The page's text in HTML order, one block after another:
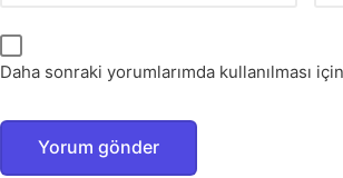
Daha sonraki yorumlarımda kullanılması